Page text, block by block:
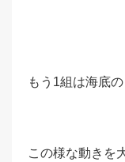
もう1組は海底
この様な動きを